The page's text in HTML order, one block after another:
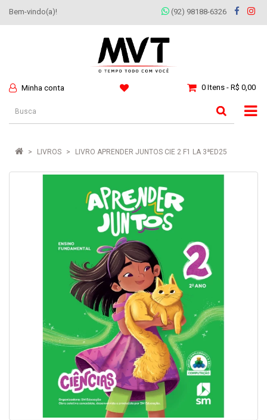
Bem-vindo(a)! (92) 98188-6326
Minha conta 0 Itens - R$ 0,00
LIVROS LIVRO APRENDER JUNTOS CIE 2 F1 LA 3ªED25